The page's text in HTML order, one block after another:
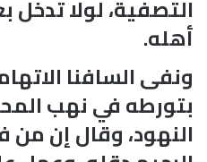
التصفية، لولا تدخل
أهله.
ونفى السافنا
بتورطه في نهب
النهود، وقال إن